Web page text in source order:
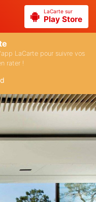
LaCarte sur
Play Store
LaCarte pour suivre vos
rater !